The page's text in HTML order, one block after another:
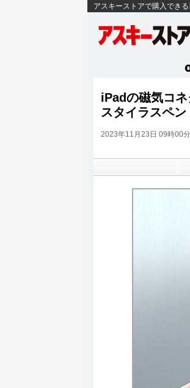
アスキーストアで購入でき
iPadの磁気コ
スタイラスペン
2023年11月23日 09時00